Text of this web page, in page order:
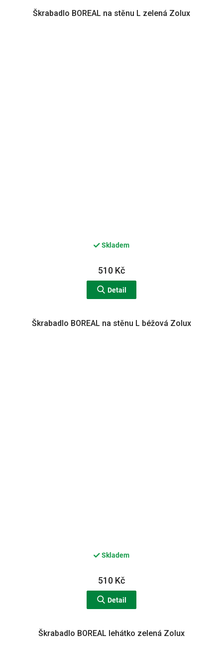
Škrabadlo BOREAL na stěnu L zelená Zolux
Skladem
510 Kč
Detail
Škrabadlo BOREAL na stěnu L béžová Zolux
Skladem
510 Kč
Detail
Škrabadlo BOREAL lehátko zelená Zolux